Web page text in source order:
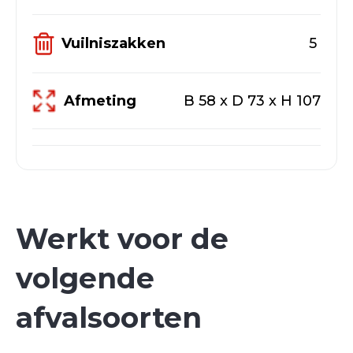
contact met ons op
stuur ons een mail
Vuilniszakken 5
Afmeting B 58 x D 73 x H 107
Werkt voor de
volgende
afvalsoorten